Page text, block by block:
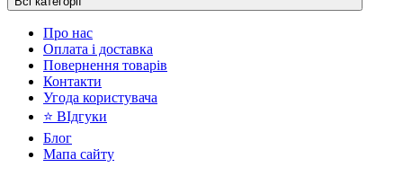
Про нас
Оплата і доставка
Повернення товарів
Контакти
Угода користувача
⭐ ВІдгуки
Блог
Мапа сайту